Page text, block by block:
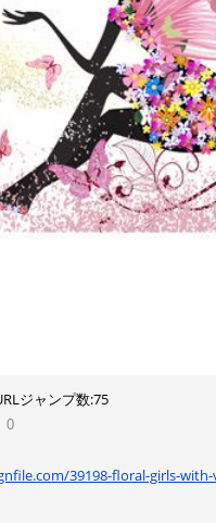
ジャンプ数:75
0
39198-floral-girls-